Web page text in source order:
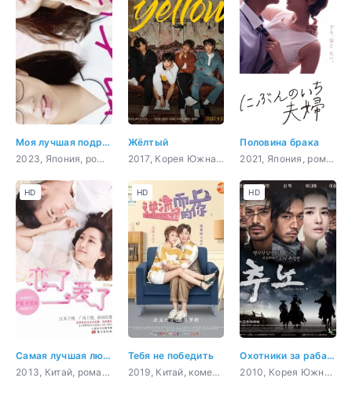
Моя лучшая подруга плохой человек
2023, Япония, романтика, драма
Жёлтый
2017, Корея Южная, музыка, романтика, молодость
Половина брака
2021, Япония, романтика, повседневность, драма
Самая лучшая любовь
2013, Китай, романтика, драма
HD
Тебя не победить
2019, Китай, комедия, романтика, повседневность, драма
HD
Охотники за рабами
2010, Корея Южная, боевик, история, романтика, драма
HD